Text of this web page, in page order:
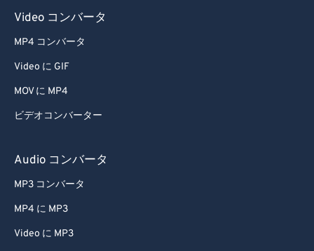
Video コンバータ
MP4 コンバータ
Video に GIF
MOV に MP4
ビデオコンバーター
Audio コンバータ
MP3 コンバータ
MP4 に MP3
Video に MP3